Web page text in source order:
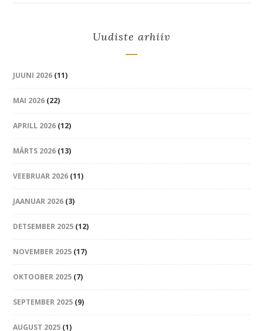
Uudiste arhiiv
JUUNI 2026 (11)
MAI 2026 (22)
APRILL 2026 (12)
MÄRTS 2026 (13)
VEEBRUAR 2026 (11)
JAANUAR 2026 (3)
DETSEMBER 2025 (12)
NOVEMBER 2025 (17)
OKTOOBER 2025 (7)
SEPTEMBER 2025 (9)
AUGUST 2025 (1)